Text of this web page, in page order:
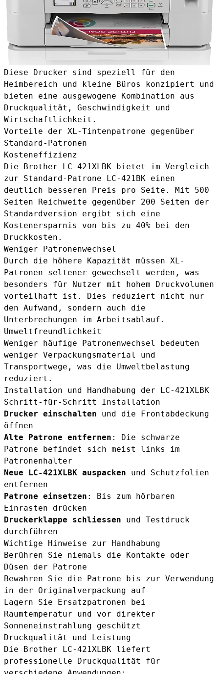
Diese Drucker sind speziell für den
Heimbereich und kleine Büros konzipiert und
bieten eine ausgewogene Kombination aus
Druckqualität, Geschwindigkeit und
Wirtschaftlichkeit.
Vorteile der XL-Tintenpatrone gegenüber
Standard-Patronen
Kosteneffizienz
Die Brother LC-421XLBK bietet im Vergleich
zur Standard-Patrone LC-421BK einen
deutlich besseren Preis pro Seite. Mit 500
Seiten Reichweite gegenüber 200 Seiten der
Standardversion ergibt sich eine
Kostenersparnis von bis zu 40% bei den
Druckkosten.
Weniger Patronenwechsel
Durch die höhere Kapazität müssen XL-
Patronen seltener gewechselt werden, was
besonders für Nutzer mit hohem Druckvolumen
vorteilhaft ist. Dies reduziert nicht nur
den Aufwand, sondern auch die
Unterbrechungen im Arbeitsablauf.
Umweltfreundlichkeit
Weniger häufige Patronenwechsel bedeuten
weniger Verpackungsmaterial und
Transportwege, was die Umweltbelastung
reduziert.
Installation und Handhabung der LC-421XLBK
Schritt-für-Schritt Installation
Drucker einschalten und die Frontabdeckung
öffnen
Alte Patrone entfernen : Die schwarze
Patrone befindet sich meist links im
Patronenhalter
Neue LC-421XLBK auspacken und Schutzfolien
entfernen
Patrone einsetzen : Bis zum hörbaren
Einrasten drücken
Druckerklappe schliessen und Testdruck
durchführen
Wichtige Hinweise zur Handhabung
Berühren Sie niemals die Kontakte oder
Düsen der Patrone
Bewahren Sie die Patrone bis zur Verwendung
in der Originalverpackung auf
Lagern Sie Ersatzpatronen bei
Raumtemperatur und vor direkter
Sonneneinstrahlung geschützt
Druckqualität und Leistung
Die Brother LC-421XLBK liefert
professionelle Druckqualität für